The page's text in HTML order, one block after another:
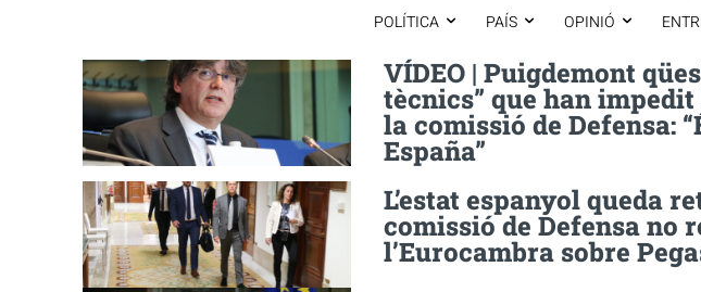
POLÍTICA PAÍS OPINIÓ
VÍDEO | Puigdemont
tècnics” que han
la comissió de Defensa:
España”
L’estat espanyol queda
comissió de Defensa no
l’Eurocambra sobre